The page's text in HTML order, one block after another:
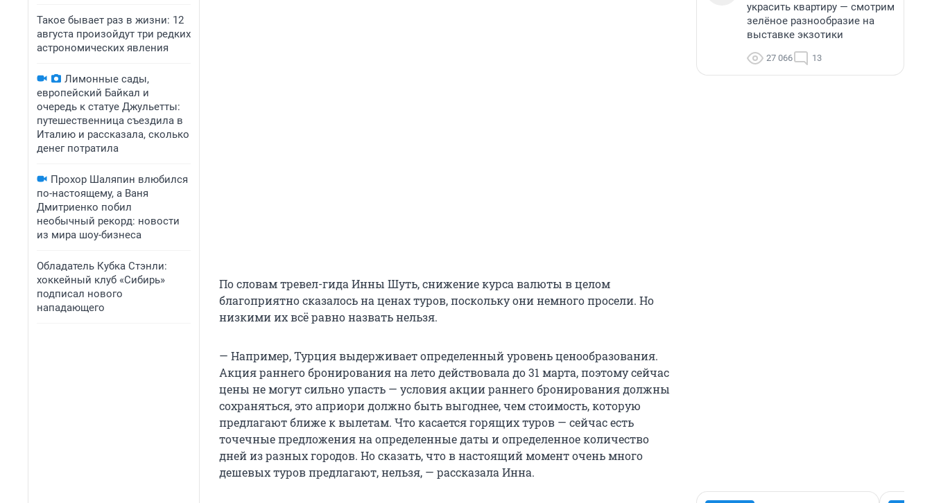
Такое бывает раз в жизни: 12
августа произойдут три редких
астрономических явления
Лимонные сады,
европейский Байкал и
очередь к статуе Джульетты:
путешественница съездила в
Италию и рассказала, сколько
денег потратила
Прохор Шаляпин влюбился
по-настоящему, а Ваня
Дмитриенко побил
необычный рекорд: новости
из мира шоу-бизнеса
Обладатель Кубка Стэнли:
хоккейный клуб «Сибирь»
подписал нового
нападающего
По словам тревел-гида Инны Шуть, снижение курса валюты в целом
благоприятно сказалось на ценах туров, поскольку они немного просели. Но
низкими их всё равно назвать нельзя.
— Например, Турция выдерживает определенный уровень ценообразования.
Акция раннего бронирования на лето действовала до 31 марта, поэтому сейчас
цены не могут сильно упасть — условия акции раннего бронирования должны
сохраняться, это априори должно быть выгоднее, чем стоимость, которую
предлагают ближе к вылетам. Что касается горящих туров — сейчас есть
точечные предложения на определенные даты и определенное количество
дней из разных городов. Но сказать, что в настоящий момент очень много
дешевых туров предлагают, нельзя, — рассказала Инна.
украсить квартиру — смотрим
зелёное разнообразие на
выставке экзотики
27 066 13